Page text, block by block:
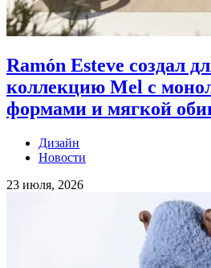
Ramón Esteve создал
коллекцию Mel с
формами и мягкой
Дизайн
Новости
23 июля, 2026